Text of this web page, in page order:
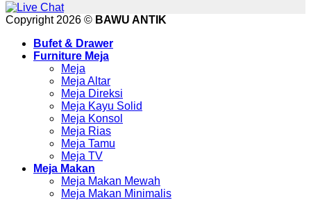
Copyright 2026 © BAWU ANTIK
Bufet & Drawer
Furniture Meja
Meja
Meja Altar
Meja Direksi
Meja Kayu Solid
Meja Konsol
Meja Rias
Meja Tamu
Meja TV
Meja Makan
Meja Makan Mewah
Meja Makan Minimalis